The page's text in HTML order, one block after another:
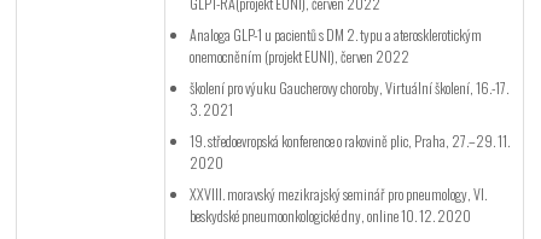
Analoga GLP-1 u pacientů s DM 2. typu a aterosklerotickým
onemocněním (projekt EUNI), červen 2022
školení pro výuku Gaucherovy choroby, Virtuální školení, 16.-17.
3. 2021
19. středoevropská konference o rakovině plic, Praha, 27.–29. 11.
2020
XXVIII. moravský mezikrajský seminář pro pneumology, VI.
beskydské pneumoonkologické dny, online 10. 12. 2020